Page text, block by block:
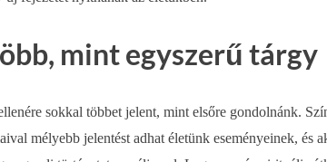
mint egyszerű tárgy
sokkal többet jelent, mint elsőre gondolnánk.
mélyebb jelentést adhat életünk eseményeinek, és